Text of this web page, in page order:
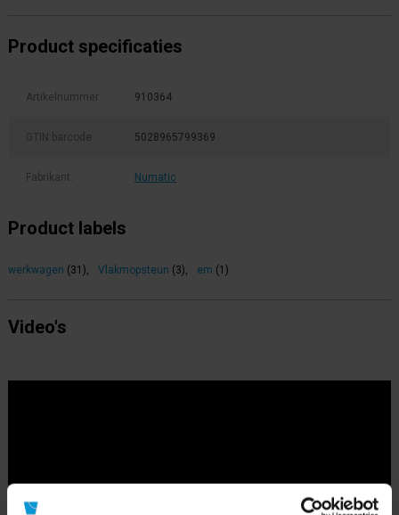
Product specificaties
Artikelnummer 910364
GTIN barcode 5028965799369
Fabrikant: Numatic
Product labels
werkwagen (31), Vlakmopsteun (3), em (1)
Video's